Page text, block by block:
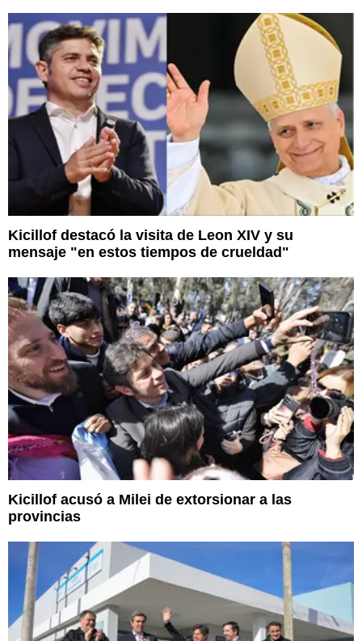
Kicillof destacó la visita de Leon XIV y su
mensaje "en estos tiempos de crueldad"
Kicillof acusó a Milei de extorsionar a las
provincias